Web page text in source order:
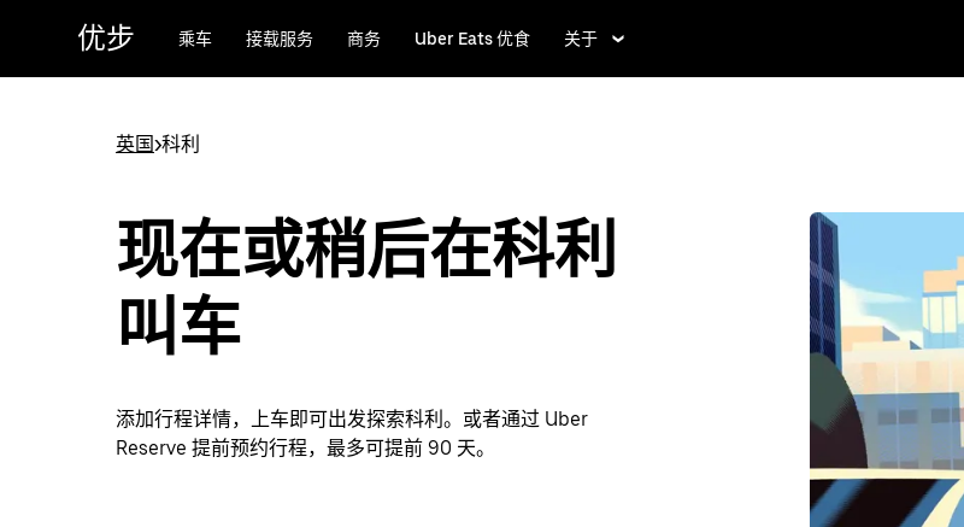
优步 乘车 接载服务 商务 Uber Eats 优食 关于
英国>科利
现在或稍后在科利
叫车
添加行程详情，上车即可出发探索科利。或者通过 Uber
Reserve 提前预约行程，最多可提前 90 天。